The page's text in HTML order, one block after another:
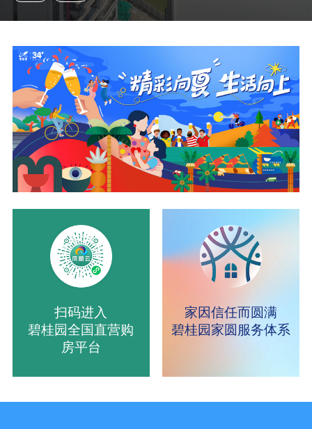
家因信任而圆满
碧桂园家圆服务体系
扫码进入
碧桂园全国直营购
房平台